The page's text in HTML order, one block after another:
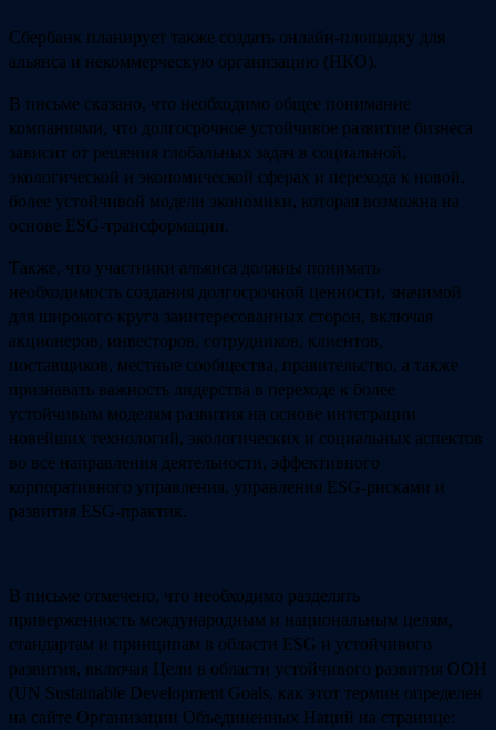
Сбербанк планирует также создать онлайн-площадку для
альянса и некоммерческую организацию (НКО).
В письме сказано, что необходимо общее понимание
компаниями, что долгосрочное устойчивое развитие бизнеса
зависит от решения глобальных задач в социальной,
экологической и экономической сферах и перехода к новой,
более устойчивой модели экономики, которая возможна на
основе ESG-трансформации.
Также, что участники альянса должны понимать
необходимость создания долгосрочной ценности, значимой
для широкого круга заинтересованных сторон, включая
акционеров, инвесторов, сотрудников, клиентов,
поставщиков, местные сообщества, правительство, а также
признавать важность лидерства в переходе к более
устойчивым моделям развития на основе интеграции
новейших технологий, экологических и социальных аспектов
во все направления деятельности, эффективного
корпоративного управления, управления ESG-рисками и
развития ESG-практик.
В письме отмечено, что необходимо разделять
приверженность международным и национальным целям,
стандартам и принципам в области ESG и устойчивого
развития, включая Цели в области устойчивого развития ООН
(UN Sustainable Development Goals, как этот термин определен
на сайте Организации Объединенных Наций на странице: